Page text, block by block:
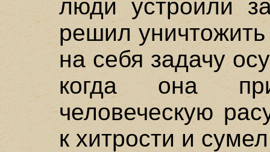
люди устроили
решил
на себя задачу
когда она
человеческую
к хитрости и